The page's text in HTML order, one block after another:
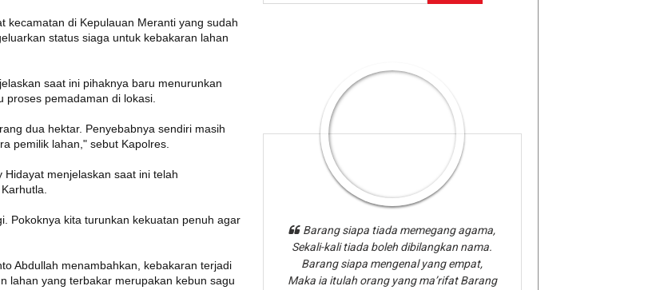
kecamatan di Kepulauan Meranti yang sudah
status siaga untuk kebakaran lahan
saat ini pihaknya baru menurunkan
proses pemadaman di lokasi.
dua hektar. Penyebabnya sendiri masih
pemilik lahan," sebut Kapolres.
menjelaskan saat ini telah
Pokoknya kita turunkan kekuatan penuh agar
Abdullah menambahkan, kebakaran terjadi
lahan yang terbakar merupakan kebun sagu
Barang siapa tiada memegang agama,
Sekali-kali tiada boleh dibilangkan nama.
Barang siapa mengenal yang empat,
Maka ia itulah orang yang ma’rifat Barang